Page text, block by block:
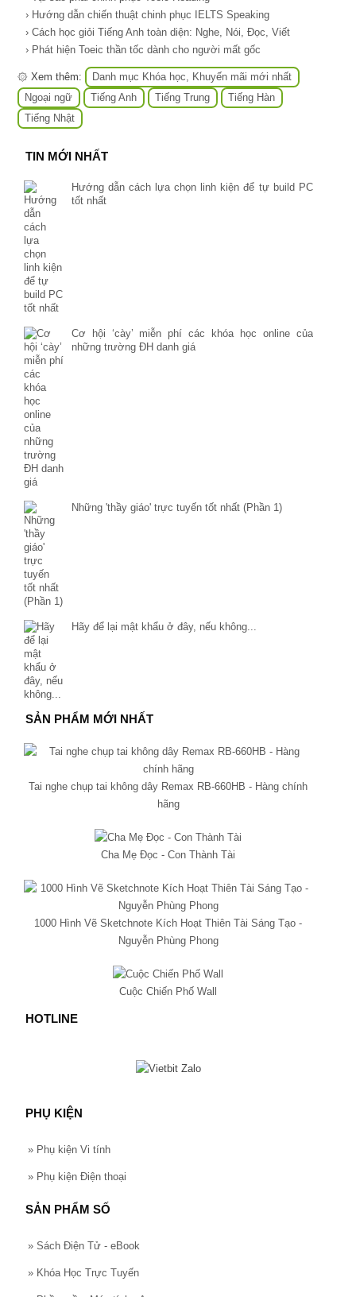
› Hướng dẫn chiến thuật chinh phục IELTS Speaking
› Cách học giỏi Tiếng Anh toàn diện: Nghe, Nói, Đọc, Viết
› Phát hiện Toeic thần tốc dành cho người mất gốc
۞ Xem thêm:
Danh mục Khóa học, Khuyến mãi mới nhất
Ngoại ngữ
Tiếng Anh Tiếng Trung
Tiếng Hàn
Tiếng Nhật
TIN MỚI NHẤT
Hướng dẫn cách lựa chọn linh kiện để tự build PC
tốt nhất
Cơ hội ‘cày’ miễn phí các khóa học online của
những trường ĐH danh giá
Những 'thầy giáo' trực tuyến tốt nhất (Phần 1)
Hãy để lại mật khẩu ở đây, nếu không...
SẢN PHẨM MỚI NHẤT
Tai nghe chụp tai không dây Remax RB-660HB - Hàng chính
hãng
Cha Mẹ Đọc - Con Thành Tài
1000 Hình Vẽ Sketchnote Kích Hoạt Thiên Tài Sáng Tạo -
Nguyễn Phùng Phong
Cuộc Chiến Phố Wall
HOTLINE
PHỤ KIỆN
» Phụ kiện Vi tính
» Phụ kiện Điện thoại
SẢN PHẨM SỐ
» Sách Điện Tử - eBook
» Khóa Học Trực Tuyến